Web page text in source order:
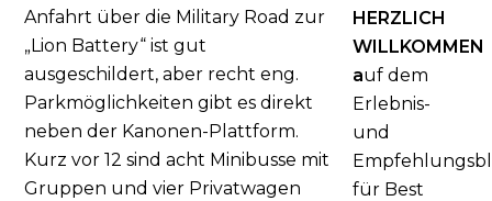
Anfahrt über die Military Road zur
„Lion Battery“ ist gut
ausgeschildert, aber recht eng.
Parkmöglichkeiten gibt es direkt
neben der Kanonen-Plattform.
Kurz vor 12 sind acht Minibusse mit
Gruppen und vier Privatwagen
HERZLICH
WILLKOMMEN
auf dem
Erlebnis-
und
für Best